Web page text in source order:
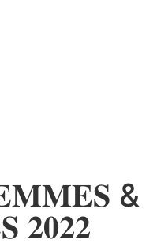
&
𝟐𝟎𝟐𝟐